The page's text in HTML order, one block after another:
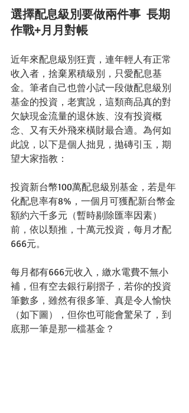
選擇配息級別要做兩件事  長期
作戰+月月對帳
近年來配息級別狂賣，連年輕人有正常
收入者，捨棄累積級別，只愛配息基
金。筆者自己也曾小試一段做配息級別
基金的投資，老實說，這類商品真的對
欠缺現金流量的退休族、沒有投資概
念、又有天外飛來橫財最合適。為何如
此說，以下是個人拙見，拋磚引玉，期
望大家指教：
投資新台幣100萬配息級別基金，若是年
化配息率有8%，一個月可獲配新台幣金
額約六千多元（暫時剔除匯率因素）
前，依以類推，十萬元投資，每月才配
666元。
每月都有666元收入，繳水電費不無小
補，但有空去銀行刷摺子，若你的投資
筆數多，雖然有很多筆、真是令人愉快
（如下圖），但你也可能會驚呆了，到
底那一筆是那一檔基金？